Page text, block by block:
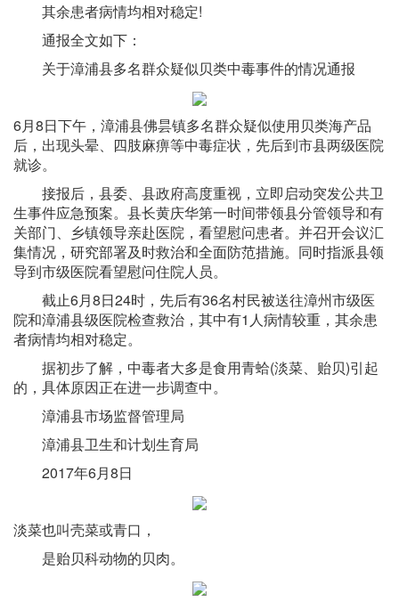
其余患者病情均相对稳定!
通报全文如下：
关于漳浦县多名群众疑似贝类中毒事件的情况通报
6月8日下午，漳浦县佛昙镇多名群众疑似使用贝类海产品
后，出现头晕、四肢麻痹等中毒症状，先后到市县两级医院
就诊。
接报后，县委、县政府高度重视，立即启动突发公共卫
生事件应急预案。县长黄庆华第一时间带领县分管领导和有
关部门、乡镇领导亲赴医院，看望慰问患者。并召开会议汇
集情况，研究部署及时救治和全面防范措施。同时指派县领
导到市级医院看望慰问住院人员。
截止6月8日24时，先后有36名村民被送往漳州市级医
院和漳浦县级医院检查救治，其中有1人病情较重，其余患
者病情均相对稳定。
据初步了解，中毒者大多是食用青蛤(淡菜、贻贝)引起
的，具体原因正在进一步调查中。
漳浦县市场监督管理局
漳浦县卫生和计划生育局
2017年6月8日
淡菜也叫壳菜或青口，
是贻贝科动物的贝肉。